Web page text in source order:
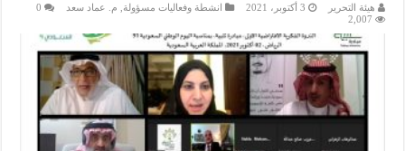
هيئة التحرير 3 أكتوبر، 2021 انشطة وفعاليات مسؤولة م. عماد سعد
0
2,007